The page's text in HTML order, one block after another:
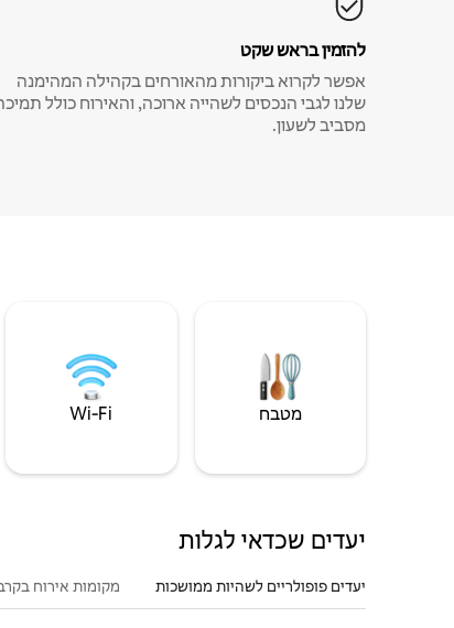
להזמין בראש שקט
אפשר לקרוא ביקורות מהאורחים בקהילה המהימנה
שלנו לגבי הנכסים לשהייה ארוכה, והאירוח כולל
מסביב לשעון.
מטבח Wi‑Fi
יעדים שכדאי לגלות
יעדים פופולריים לשהיות ממושכות מקומות אירוח